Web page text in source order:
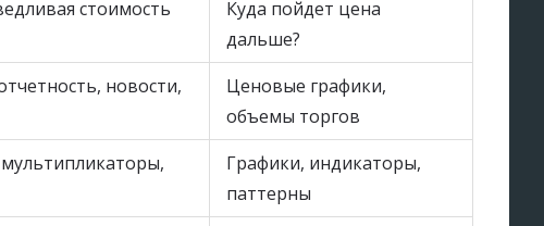
стоимость
Куда пойдет цена
дальше?
новости,
Ценовые графики,
объемы торгов
Графики, индикаторы,
паттерны